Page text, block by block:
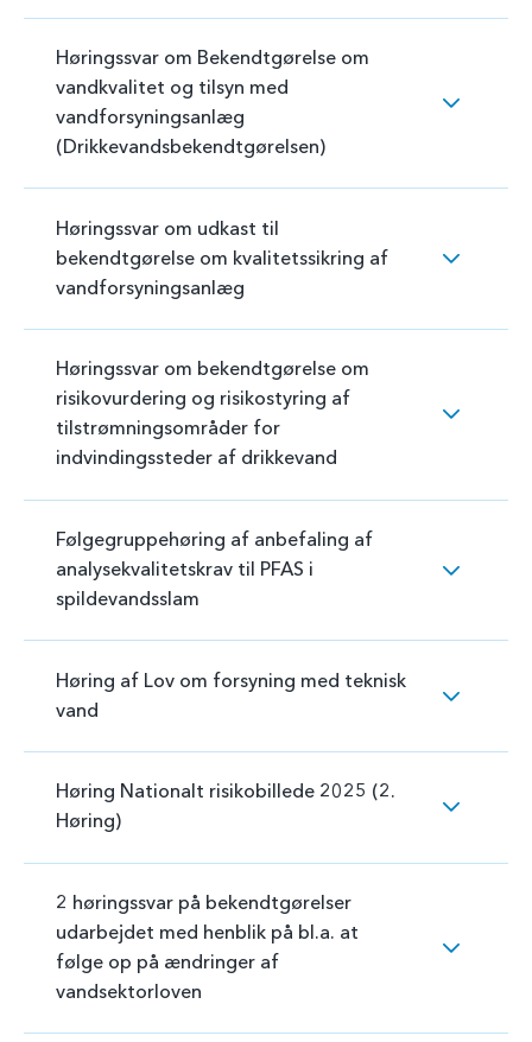
2 høringssvar på bekendtgørelser
udarbejdet med henblik på bl.a. at
følge op på ændringer af
vandsektorloven
Høring Nationalt risikobillede 2025 (2.
Høring)
Høring af Lov om forsyning med teknisk
vand
Følgegruppehøring af anbefaling af
analysekvalitetskrav til PFAS i
spildevandsslam
Høringssvar om bekendtgørelse om
risikovurdering og risikostyring af
tilstrømningsområder for
indvindingssteder af drikkevand
Høringssvar om udkast til
bekendtgørelse om kvalitetssikring af
vandforsyningsanlæg
Høringssvar om Bekendtgørelse om
vandkvalitet og tilsyn med
vandforsyningsanlæg
(Drikkevandsbekendtgørelsen)